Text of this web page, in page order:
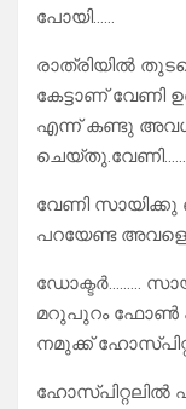
പോയി……
രാത്രിയിൽ
കേട്ടാണ്
എന്ന് കണ്ടു
വേണി
പറയേണ്ട
ഡോക്ടർ………
മറുപുറം ഫോൺ
നമുക്ക്
ഹോസ്പിറ്റലിൽ